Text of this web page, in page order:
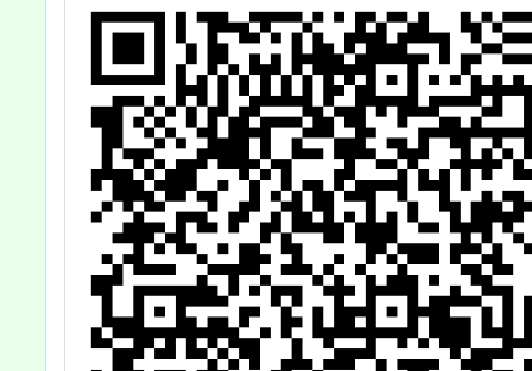
份，詳如說明，
請查照。
郎 妖
特展
校園
日團